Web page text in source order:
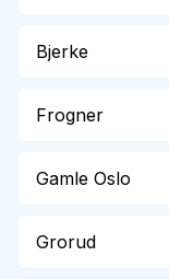
Bjerke
Frogner
Gamle Oslo
Grorud